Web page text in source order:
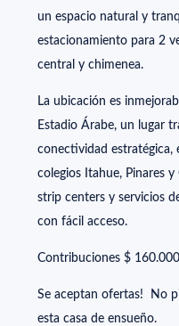
un espacio natural y
estacionamiento para 2
central y chimenea.
La ubicación es
Estadio Árabe, un lugar
conectividad estratégica,
colegios Itahue, Pinares
strip centers y servicios
con fácil acceso.
Contribuciones $ 160.000
Se aceptan ofertas! No
esta casa de ensueño.